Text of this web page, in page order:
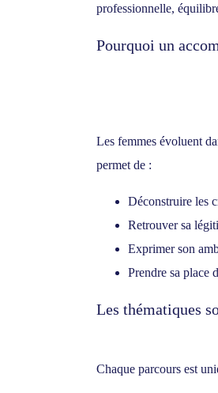
professionnelle,
Pourquoi un
Les femmes évoluent
permet de :
Déconstruire les
Retrouver sa
Exprimer son
Prendre sa place
Les thématiques
Chaque parcours est